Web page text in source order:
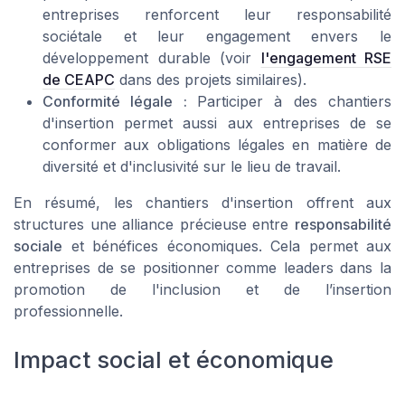
entreprises renforcent leur responsabilité
sociétale et leur engagement envers le
développement durable (voir l'engagement RSE
de CEAPC dans des projets similaires).
Conformité légale : Participer à des chantiers
d'insertion permet aussi aux entreprises de se
conformer aux obligations légales en matière de
diversité et d'inclusivité sur le lieu de travail.
En résumé, les chantiers d'insertion offrent aux
structures une alliance précieuse entre responsabilité
sociale et bénéfices économiques. Cela permet aux
entreprises de se positionner comme leaders dans la
promotion de l'inclusion et de l’insertion
professionnelle.
Impact social et économique